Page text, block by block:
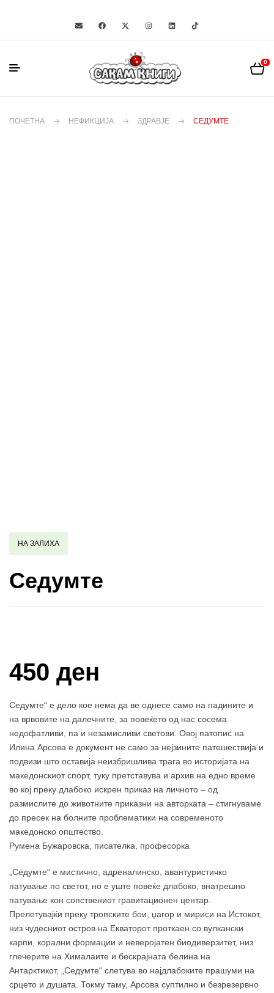
0
ПОЧЕТНА НЕФИКЦИЈА ЗДРАВЈЕ СЕДУМТЕ
НА ЗАЛИХА
Седумте
450 ден
Седумте“ е дело кое нема да ве однесе само на падините и
на врвовите на далечните, за повеќето од нас сосема
недофатливи, па и незамисливи светови. Овој патопис на
Илина Арсова е документ не само за нејзините патешествија и
подвизи што оставија неизбришлива трага во историјата на
македонскиот спорт, туку претставува и архив на едно време
во кој преку длабоко искрен приказ на личното – од
размислите до животните приказни на авторката – стигнуваме
до пресек на болните проблематики на современото
македонско општество.
Румена Бужаровска, писателка, професорка
„Седумте“ е мистично, адреналинско, авантуристичко
патување по светот, но е уште повеќе длабоко, внатрешно
патување кон сопствениот гравитационен центар.
Прелетувајќи преку тропските бои, џагор и мириси на Истокот,
низ чудесниот остров на Екваторот проткаен со вулкански
карпи, корални формации и неверојатен биодиверзитет, низ
глечерите на Хималаите и бескрајната белина на
Антарктикот, „Седумте“ слетува во најдлабоките прашуми на
срцето и душата. Токму таму, Арсова суптилно и безрезервно